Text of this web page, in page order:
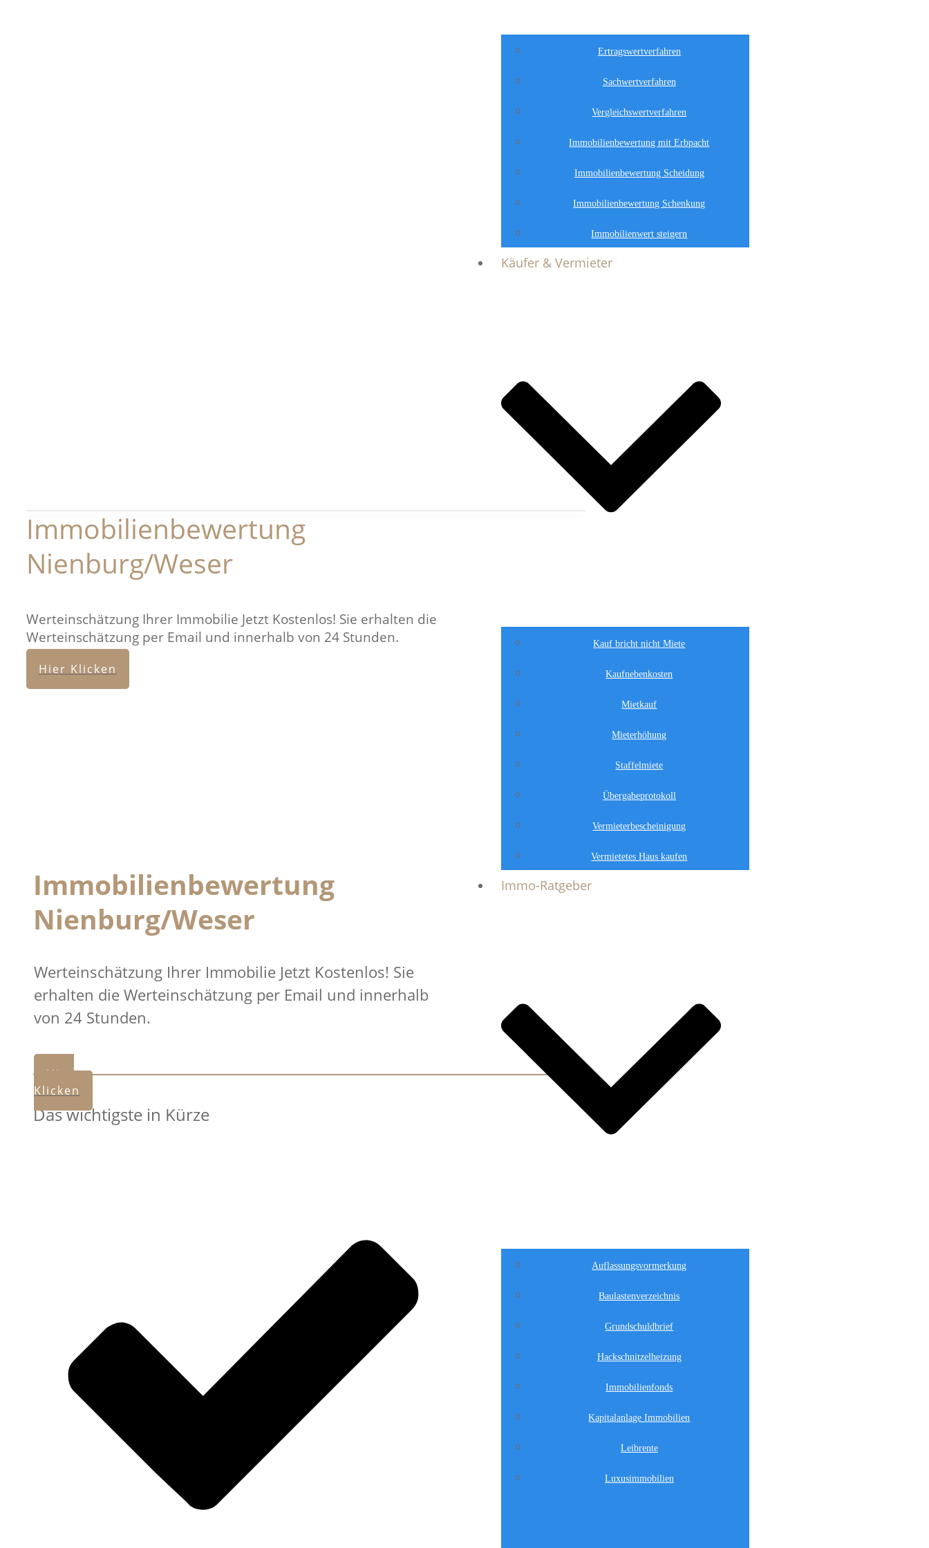
Ertragswertverfahren
Sachwertverfahren
Vergleichswertverfahren
Immobilienbewertung mit Erbpacht
Immobilienbewertung Scheidung
Immobilienbewertung Schenkung
Immobilienwert steigern
Käufer & Vermieter
Kauf bricht nicht Miete
Kaufnebenkosten
Mietkauf
Mieterhöhung
Staffelmiete
Übergabeprotokoll
Vermieterbescheinigung
Vermietetes Haus kaufen
Immo-Ratgeber
Auflassungsvormerkung
Baulastenverzeichnis
Grundschuldbrief
Hackschnitzelheizung
Immobilienfonds
Kapitalanlage Immobilien
Leibrente
Luxusimmobilien
Immobilienbewertung
Nienburg/Weser
Werteinschätzung Ihrer Immobilie Jetzt Kostenlos! Sie erhalten die
Werteinschätzung per Email und innerhalb von 24 Stunden.
Hier Klicken
Immobilienbewertung
Nienburg/Weser
Werteinschätzung Ihrer Immobilie Jetzt Kostenlos! Sie
erhalten die Werteinschätzung per Email und innerhalb
von 24 Stunden.
Hier
Klicken
Das wichtigste in Kürze